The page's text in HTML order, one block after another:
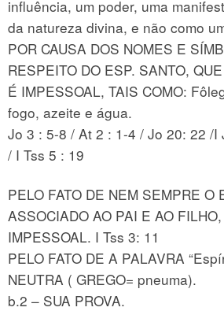
influência, um poder, uma
da natureza divina, e não como
POR CAUSA DOS NOMES E
RESPEITO DO ESP. SANTO,
É IMPESSOAL, TAIS COMO:
fogo, azeite e água.
Jo 3 : 5-8 / At 2 : 1-4 / Jo 20: 22 /I
/ I Tss 5 : 19
PELO FATO DE NEM SEMPRE O
ASSOCIADO AO PAI E AO
IMPESSOAL. I Tss 3: 11
PELO FATO DE A PALAVRA
NEUTRA ( GREGO= pneuma).
b.2 – SUA PROVA.